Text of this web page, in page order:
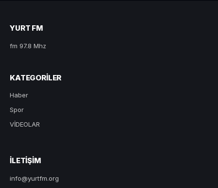
YURT FM
fm 97.8 Mhz
KATEGORILER
Haber
Spor
VİDEOLAR
ILETIŞIM
info@yurtfm.org